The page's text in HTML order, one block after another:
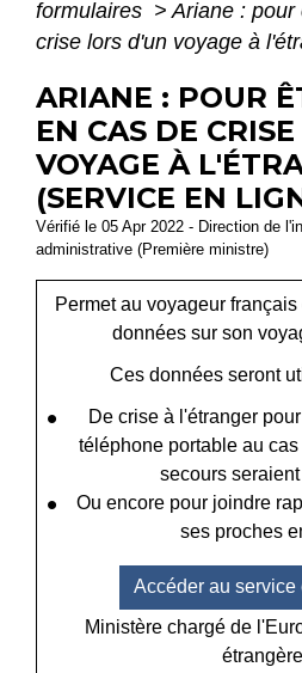
formulaires > Ariane : pour
crise lors d'un voyage à
ARIANE : POUR
EN CAS DE
VOYAGE À
(SERVICE EN
Vérifié le 05 Apr 2022 - Direction de
administrative (Première ministre)
Permet au voyageur
données sur son
Ces données seront
De crise à l'étranger
téléphone portable au
secours
Ou encore pour joindre
ses proches
Accéder au service
Ministère chargé de